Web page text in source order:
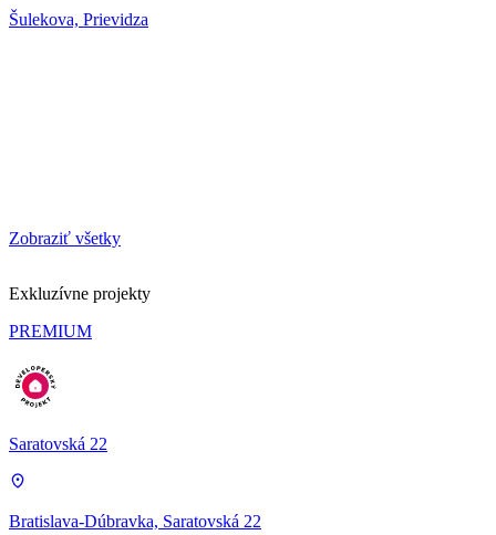
Šulekova, Prievidza
Zobraziť všetky
Exkluzívne projekty
PREMIUM
Saratovská 22
Bratislava-Dúbravka, Saratovská 22